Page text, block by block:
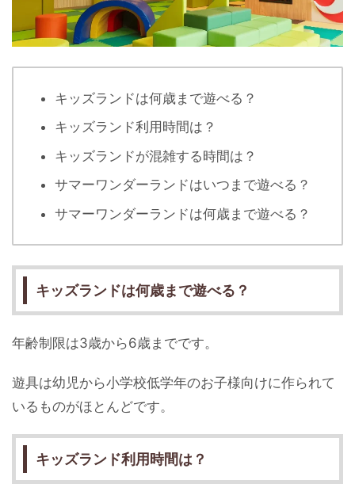
キッズランドは何歳まで遊べる？
キッズランド利用時間は？
キッズランドが混雑する時間は？
サマーワンダーランドはいつまで遊べる？
サマーワンダーランドは何歳まで遊べる？
キッズランドは何歳まで遊べる？
年齢制限は3歳から6歳までです。
遊具は幼児から小学校低学年のお子様向けに作られて
いるものがほとんどです。
キッズランド利用時間は？